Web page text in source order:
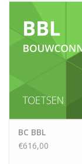
BC BBL
€616,00